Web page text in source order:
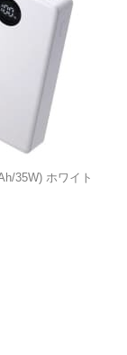
35W) ホワイト